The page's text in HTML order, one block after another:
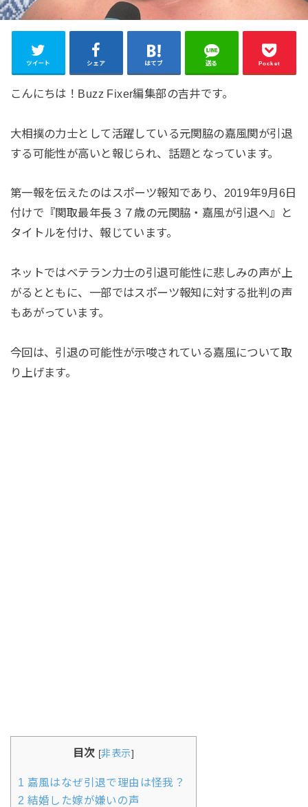
ツイート シェア はてブ 送る Pocket
こんにちは！Buzz Fixer編集部の吉井です。
大相撲の力士として活躍している元関脇の嘉風関が引退
する可能性が高いと報じられ、話題となっています。
第一報を伝えたのはスポーツ報知であり、2019年9月6日
付けで『関取最年長３７歳の元関脇・嘉風が引退へ』と
タイトルを付け、報じています。
ネットではベテラン力士の引退可能性に悲しみの声が上
がるとともに、一部ではスポーツ報知に対する批判の声
もあがっています。
今回は、引退の可能性が示唆されている嘉風について取
り上げます。
目次 [非表示]
1 嘉風はなぜ引退で理由は怪我？
2 結婚した嫁が嫌いの声